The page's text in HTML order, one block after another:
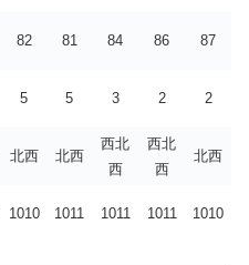
82 81 84 86 87
5 5 3 2 2
北西 北西
西北
西
西北
西
北西
1010 1011 1011 1011 1010